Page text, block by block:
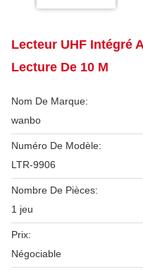
Lecteur UHF Intégré
Lecture De 10 M
Nom De Marque:
wanbo
Numéro De Modèle:
LTR-9906
Nombre De Pièces:
1 jeu
Prix:
Négociable